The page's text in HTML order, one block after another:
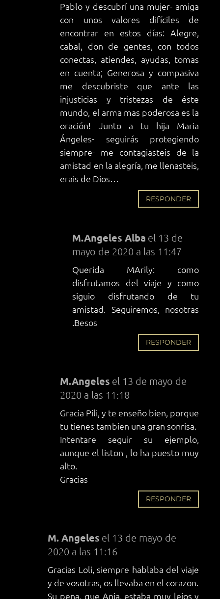
Pablo y descubrí una mujer- amiga
con unos valores difíciles de
encontrar en estos días: Alegre,
cabal, don de gentes, con todos
conectas, atiendes, ayudas, tomas
en cuenta; Generosa y compasiva
me descubriste que ante las
injusticias y tristezas de éste
mundo, el arma mas poderosa es la
oración! Junto a tu hija Maria
Ángeles- seguirás protegiendo
siempre- me contagiasteis de la
amistad en la alegría, me llenasteis,
erais de Dios…
RESPONDER
M.Angeles Alba el 13 de
mayo de 2020 a las 11:47
Querida MArily: como
disfrutamos del viaje y como
siguio disfrutando de tu
amistad. Seguiremos, nosotras
.Besos
RESPONDER
M.Angeles el 13 de mayo de
2020 a las 11:18
Gracia Pili, y te enseño bien, porque
tu tienes tambien una gran sonrisa.
Intentare seguir su ejemplo,
aunque el liston , lo ha puesto muy
alto.
Gracias
RESPONDER
M. Angeles el 13 de mayo de
2020 a las 11:16
Gracias Loli, siempre hablaba del viaje
y de vosotras, os llevaba en el corazon.
Su pena, que Ania, estaba muy lejos y